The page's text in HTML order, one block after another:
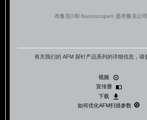
布鲁克®和 Nanoscope® 是布鲁克公
有关我们的 AFM 探针产品系列的详细信息，请
视频
宣传册
下载
如何优化AFM扫描参数